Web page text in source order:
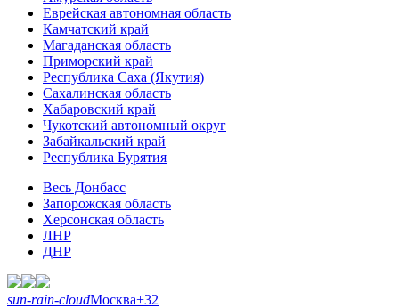
Еврейская автономная область
Камчатский край
Магаданская область
Приморский край
Республика Саха (Якутия)
Сахалинская область
Хабаровский край
Чукотский автономный округ
Забайкальский край
Республика Бурятия
Весь Донбасс
Запорожская область
Херсонская область
ЛНР
ДНР
sun-rain-cloudМосква+32